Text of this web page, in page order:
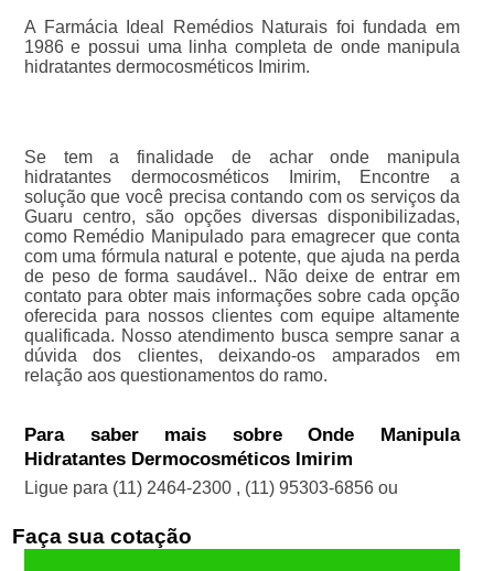
A Farmácia Ideal Remédios Naturais foi fundada em
1986 e possui uma linha completa de onde manipula
hidratantes dermocosméticos Imirim.
Se tem a finalidade de achar onde manipula
hidratantes dermocosméticos Imirim, Encontre a
solução que você precisa contando com os serviços da
Guaru centro, são opções diversas disponibilizadas,
como Remédio Manipulado para emagrecer que conta
com uma fórmula natural e potente, que ajuda na perda
de peso de forma saudável.. Não deixe de entrar em
contato para obter mais informações sobre cada opção
oferecida para nossos clientes com equipe altamente
qualificada. Nosso atendimento busca sempre sanar a
dúvida dos clientes, deixando-os amparados em
relação aos questionamentos do ramo.
Para saber mais sobre Onde Manipula
Hidratantes Dermocosméticos Imirim
Ligue para (11) 2464-2300 , (11) 95303-6856 ou
Faça sua cotação